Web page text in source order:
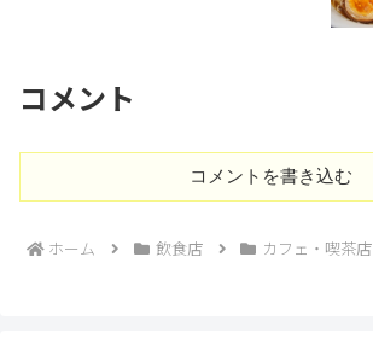
コメント
コメントを書き込む
ホーム 飲食店 カフェ・喫茶店